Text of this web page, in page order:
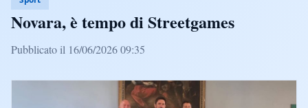
Novara, è tempo di Streetgames
Pubblicato il 16/06/2026 09:35